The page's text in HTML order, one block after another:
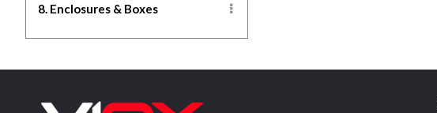
8. Enclosures & Boxes